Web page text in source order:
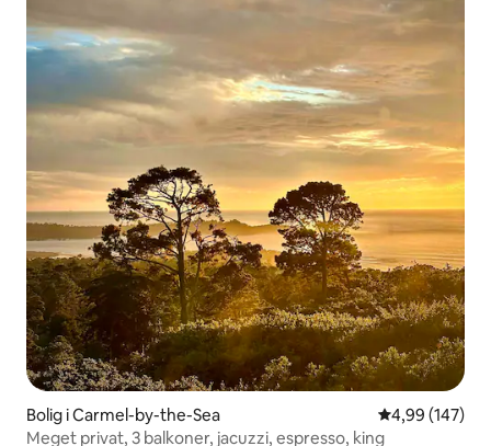
Bolig i Carmel-by-the-Sea 4,99 ud af 5 i
4,99 (147)
Meget privat, 3 balkoner, jacuzzi, espresso, king